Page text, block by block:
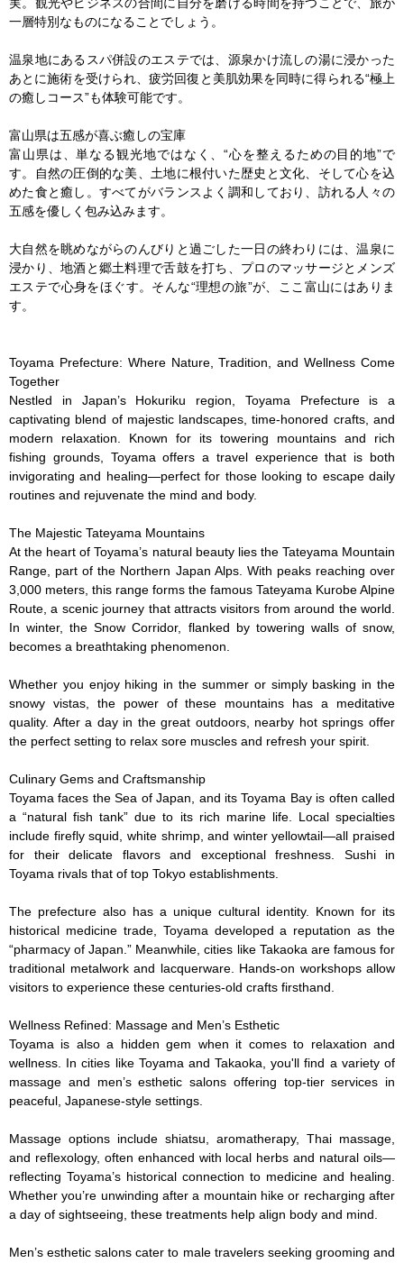
一層特別なものになることでしょう。
温泉地にあるスパ併設のエステでは、源泉かけ流しの湯に浸かった
あとに施術を受けられ、疲労回復と美肌効果を同時に得られる“極上
の癒しコース”も体験可能です。
富山県は五感が喜ぶ癒しの宝庫
富山県は、単なる観光地ではなく、“心を整えるための目的地”で
す。自然の圧倒的な美、土地に根付いた歴史と文化、そして心を込
めた食と癒し。すべてがバランスよく調和しており、訪れる人々の
五感を優しく包み込みます。
大自然を眺めながらのんびりと過ごした一日の終わりには、温泉に
浸かり、地酒と郷土料理で舌鼓を打ち、プロのマッサージとメンズ
エステで心身をほぐす。そんな“理想の旅”が、ここ富山にはありま
す。
Toyama Prefecture: Where Nature, Tradition, and Wellness Come
Together
Nestled in Japan’s Hokuriku region, Toyama Prefecture is a
captivating blend of majestic landscapes, time-honored crafts, and
modern relaxation. Known for its towering mountains and rich
fishing grounds, Toyama offers a travel experience that is both
invigorating and healing—perfect for those looking to escape daily
routines and rejuvenate the mind and body.
The Majestic Tateyama Mountains
At the heart of Toyama’s natural beauty lies the Tateyama Mountain
Range, part of the Northern Japan Alps. With peaks reaching over
3,000 meters, this range forms the famous Tateyama Kurobe Alpine
Route, a scenic journey that attracts visitors from around the world.
In winter, the Snow Corridor, flanked by towering walls of snow,
becomes a breathtaking phenomenon.
Whether you enjoy hiking in the summer or simply basking in the
snowy vistas, the power of these mountains has a meditative
quality. After a day in the great outdoors, nearby hot springs offer
the perfect setting to relax sore muscles and refresh your spirit.
Culinary Gems and Craftsmanship
Toyama faces the Sea of Japan, and its Toyama Bay is often called
a “natural fish tank” due to its rich marine life. Local specialties
include firefly squid, white shrimp, and winter yellowtail—all praised
for their delicate flavors and exceptional freshness. Sushi in
Toyama rivals that of top Tokyo establishments.
The prefecture also has a unique cultural identity. Known for its
historical medicine trade, Toyama developed a reputation as the
“pharmacy of Japan.” Meanwhile, cities like Takaoka are famous for
traditional metalwork and lacquerware. Hands-on workshops allow
visitors to experience these centuries-old crafts firsthand.
Wellness Refined: Massage and Men’s Esthetic
Toyama is also a hidden gem when it comes to relaxation and
wellness. In cities like Toyama and Takaoka, you'll find a variety of
massage and men’s esthetic salons offering top-tier services in
peaceful, Japanese-style settings.
Massage options include shiatsu, aromatherapy, Thai massage,
and reflexology, often enhanced with local herbs and natural oils—
reflecting Toyama’s historical connection to medicine and healing.
Whether you’re unwinding after a mountain hike or recharging after
a day of sightseeing, these treatments help align body and mind.
Men’s esthetic salons cater to male travelers seeking grooming and